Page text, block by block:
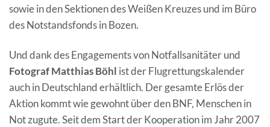
sowie in den Sektionen des Weißen Kreuzes und im Büro
des Notstandsfonds in Bozen.
Und dank des Engagements von Notfallsanitäter und
Fotograf Matthias Böhl ist der Flugrettungskalender
auch in Deutschland erhältlich. Der gesamte Erlös der
Aktion kommt wie gewohnt über den BNF, Menschen in
Not zugute. Seit dem Start der Kooperation im Jahr 2007